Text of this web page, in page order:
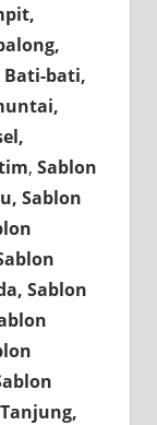
Bati-bati,
, Sablon
Sablon
Sablon